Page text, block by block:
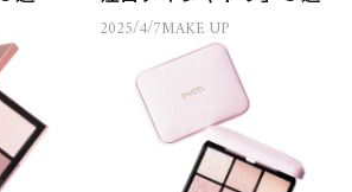
2025/4/7MAKE UP